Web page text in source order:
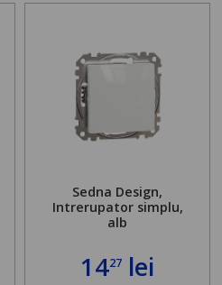
Sedna Design,
Intrerupator simplu,
alb
1427 lei